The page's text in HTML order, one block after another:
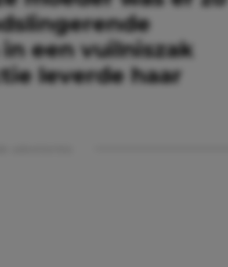
een vuilniszak
leverde haar